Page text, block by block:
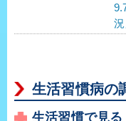
生活習慣病の
生活習慣で見る